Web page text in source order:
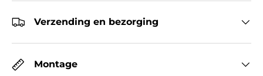
Verzending en bezorging
Montage